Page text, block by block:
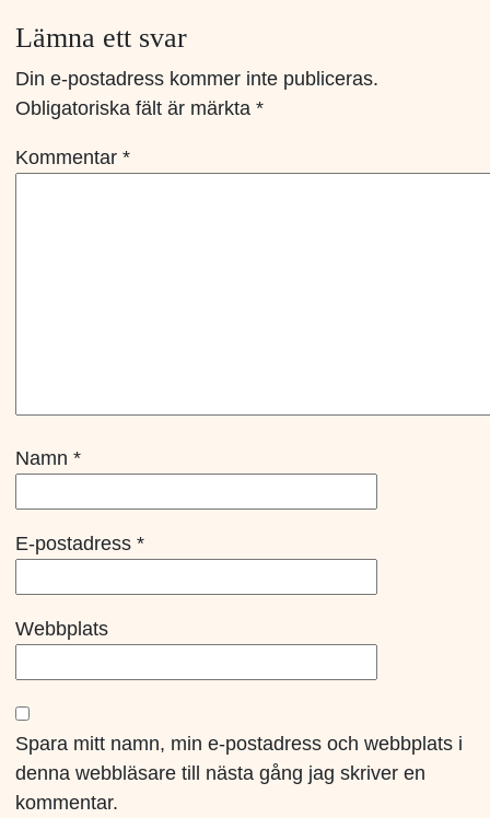
Lämna ett svar
Din e-postadress kommer inte publiceras.
Obligatoriska fält är märkta *
Kommentar *
Namn *
E-postadress *
Webbplats
Spara mitt namn, min e-postadress och webbplats i
denna webbläsare till nästa gång jag skriver en
kommentar.